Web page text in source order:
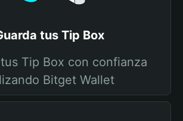
tus Tip Box
Tip Box con confianza
Bitget Wallet